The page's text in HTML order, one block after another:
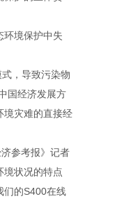
环境保护中失
，导致污染物
国经济发展方
境灾难的直接经
参考报》记者
境状况的特点
们的S400在线